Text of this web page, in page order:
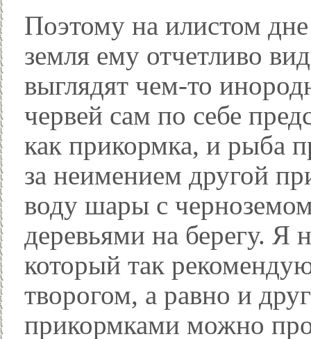
Поэтому на илистом
земля ему отчетливо
выглядят чем-то
червей сам по себе
как прикормка, и рыба
за неимением другой
воду шары с
деревьями на берегу. Я
который так
творогом, а равно и
прикормками можно